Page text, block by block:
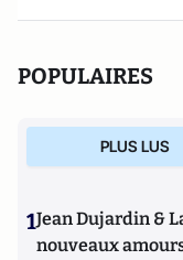
POPULAIRES
PLUS LUS
1Jean Dujardin &
nouveaux